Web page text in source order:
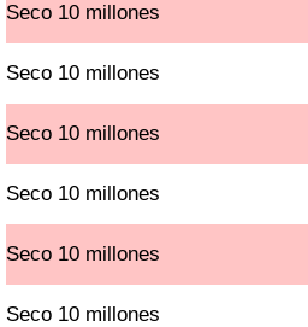
Seco 10 millones
Seco 10 millones
Seco 10 millones
Seco 10 millones
Seco 10 millones
Seco 10 millones